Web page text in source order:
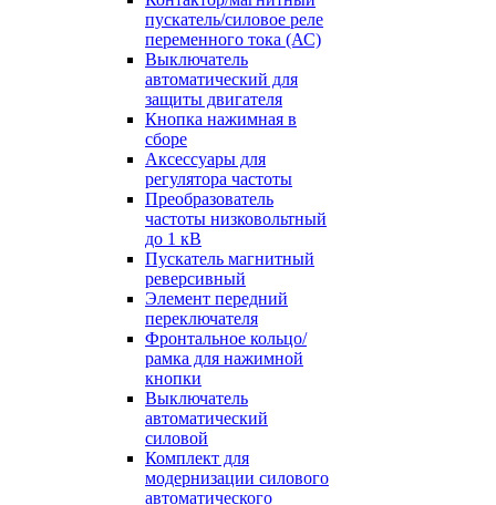
пускатель/силовое реле
переменного тока (АС)
Выключатель
автоматический для
защиты двигателя
Кнопка нажимная в
сборе
Аксессуары для
регулятора частоты
Преобразователь
частоты низковольтный
до 1 кВ
Пускатель магнитный
реверсивный
Элемент передний
переключателя
Фронтальное кольцо/
рамка для нажимной
кнопки
Выключатель
автоматический
силовой
Комплект для
модернизации силового
автоматического